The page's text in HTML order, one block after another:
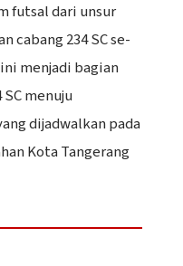
futsal dari unsur
cabang 234 SC se-
menjadi bagian
menuju
dijadwalkan pada
Kota Tangerang